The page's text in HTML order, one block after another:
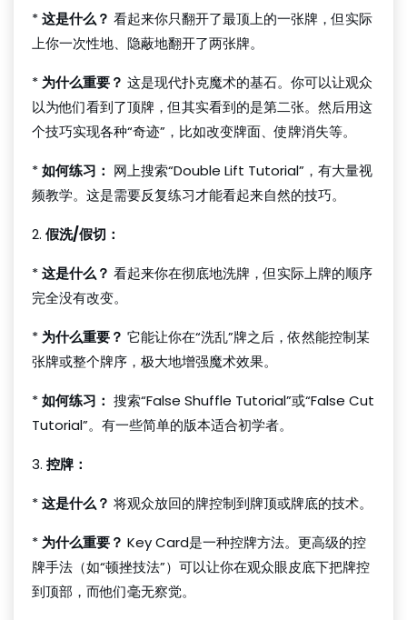
*这是什么？ 看起来你只翻开了最顶上的一张牌，但实际
上你一次性地、隐蔽地翻开了两张牌。
* 为什么重要？ 这是现代扑克魔术的基石。你可以让观众
以为他们看到了顶牌，但其实看到的是第二张。然后用这
个技巧实现各种“奇迹”，比如改变牌面、使牌消失等。
*如何练习： 网上搜索“Double Lift Tutorial”，有大量视
频教学。这是需要反复练习才能看起来自然的技巧。
2. 假洗/假切：
*这是什么？ 看起来你在彻底地洗牌，但实际上牌的顺序
完全没有改变。
* 为什么重要？ 它能让你在“洗乱”牌之后，依然能控制某
张牌或整个牌序，极大地增强魔术效果。
*如何练习： 搜索“False Shuffle Tutorial”或“False Cut
Tutorial”。有一些简单的版本适合初学者。
3. 控牌：
*这是什么？ 将观众放回的牌控制到牌顶或牌底的技术。
* 为什么重要？ Key Card是一种控牌方法。更高级的控
牌手法（如“顿挫技法”）可以让你在观众眼皮底下把牌控
到顶部，而他们毫无察觉。